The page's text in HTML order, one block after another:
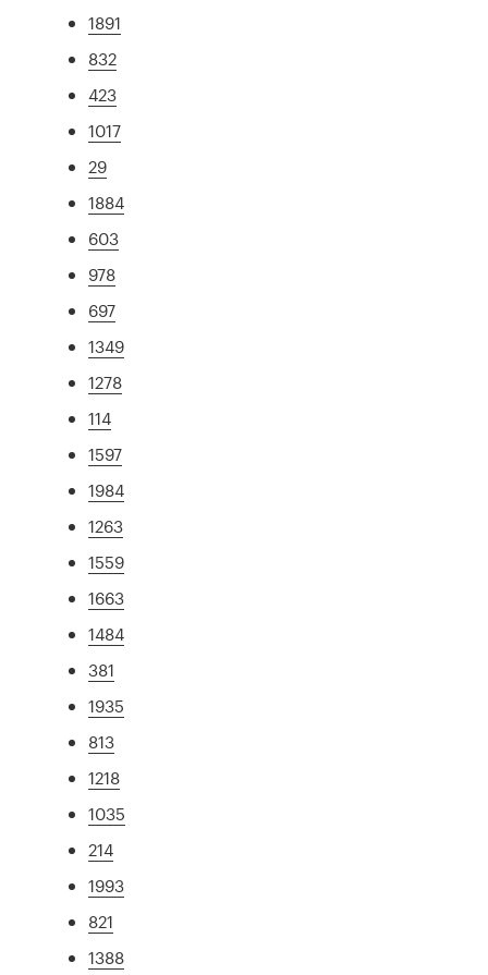
1891
832
423
1017
29
1884
603
978
697
1349
1278
114
1597
1984
1263
1559
1663
1484
381
1935
813
1218
1035
214
1993
821
1388